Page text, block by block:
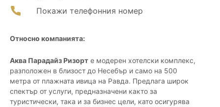
Покажи телефонния номер
Относно компанията:
Аква Парадайз Ризорт е модерен хотелски комплекс,
разположен в близост до Несебър и само на 500
метра от плажната ивица на Равда. Предлага широк
спектър от услуги, предназначени както за
туристически, така и за бизнес цели, като осигурява